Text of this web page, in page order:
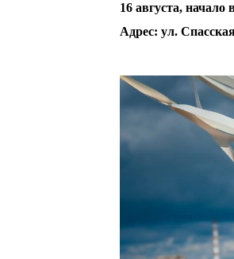
16 августа, начало
Адрес: ул.